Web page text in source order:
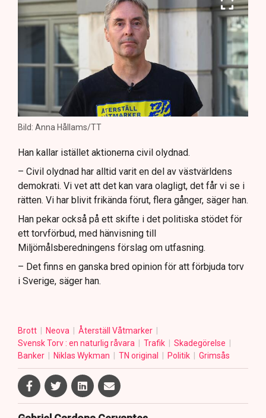
Bild: Anna Hållams/TT
Han kallar istället aktionerna civil olydnad.
– Civil olydnad har alltid varit en del av västvärldens
demokrati. Vi vet att det kan vara olagligt, det får vi se i
rätten. Vi har blivit frikända förut, flera gånger, säger han.
Han pekar också på ett skifte i det politiska stödet för
ett torvförbud, med hänvisning till
Miljömålsberedningens förslag om utfasning.
– Det finns en ganska bred opinion för att förbjuda torv
i Sverige, säger han.
Brott Neova
Återställ Våtmarker
Svensk Torv : en naturlig råvara
Trafik
Skadegörelse
Banker
Niklas Wykman TN original Politik Grimsås